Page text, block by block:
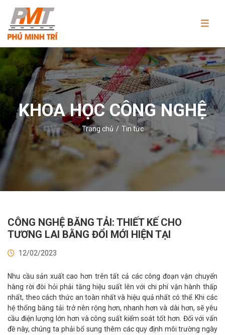
TNHH
Thương
và
dịch
vụ
Phú
Minh
Trí
KHOA HỌC CÔNG NGHỆ
Trang chủ Tin tức
CÔNG NGHỆ BĂNG TẢI: THIẾT KẾ CHO
TƯƠNG LAI BẰNG ĐỔI MỚI HIỆN TẠI
12/02/2023
Nhu cầu sản xuất cao hơn trên tất cả các công đoạn vận chuyển
hàng rời đòi hỏi phải tăng hiệu suất lên với chi phí vận hành thấp
nhất, theo cách thức an toàn nhất và hiệu quả nhất có thể. Khi các
hệ thống băng tải trở nên rộng hơn, nhanh hơn và dài hơn, sẽ yêu
cầu điện lượng lớn hơn và công suất kiểm soát tốt hơn. Đối với vấn
đề này, chúng ta phải bổ sung thêm các quy định môi trường ngày